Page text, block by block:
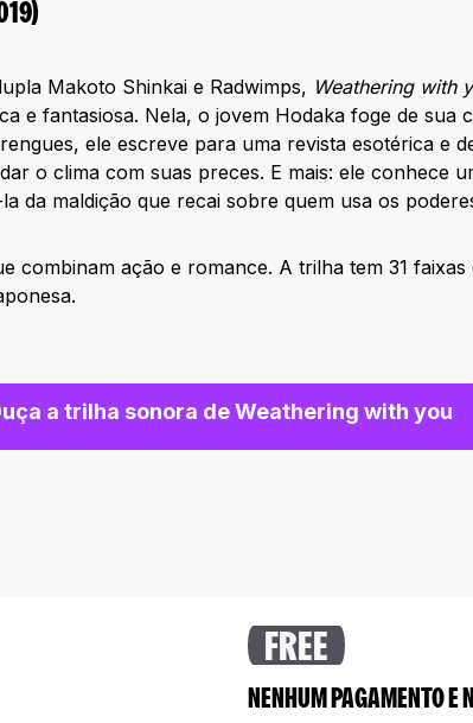
Makoto Shinkai e Radwimps, Weathering with
e fantasiosa. Nela, o jovem Hodaka foge de sua
ele escreve para uma revista esotérica e
o clima com suas preces. E mais: ele conhece
da maldição que recai sobre quem usa os
combinam ação e romance. A trilha tem 31
a trilha sonora deWeathering with you
FREE
NENHUM PAGAMENTO E